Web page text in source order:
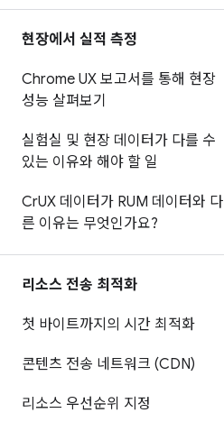
현장에서 실적 측정
Chrome UX 보고서를 통해 현장
성능 살펴보기
실험실 및 현장 데이터가 다를 수
있는 이유와 해야 할 일
CrUX 데이터가 RUM 데이터와 다
른 이유는 무엇인가요?
리소스 전송 최적화
첫 바이트까지의 시간 최적화
콘텐츠 전송 네트워크 (CDN)
리소스 우선순위 지정